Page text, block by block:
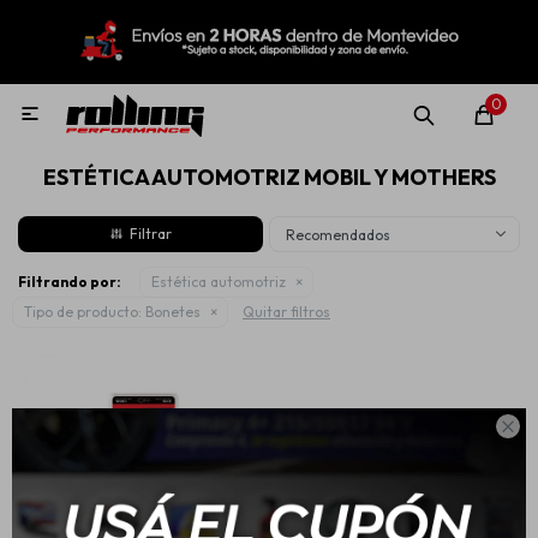

0

ESTÉTICA AUTOMOTRIZ MOBIL Y MOTHERS
Recomendados
Filtrando por:
Estética automotriz
Tipo de producto: Bonetes Quitar filtros
MI CUENTA
Nuevo! Rolling Repuestos
Llantas